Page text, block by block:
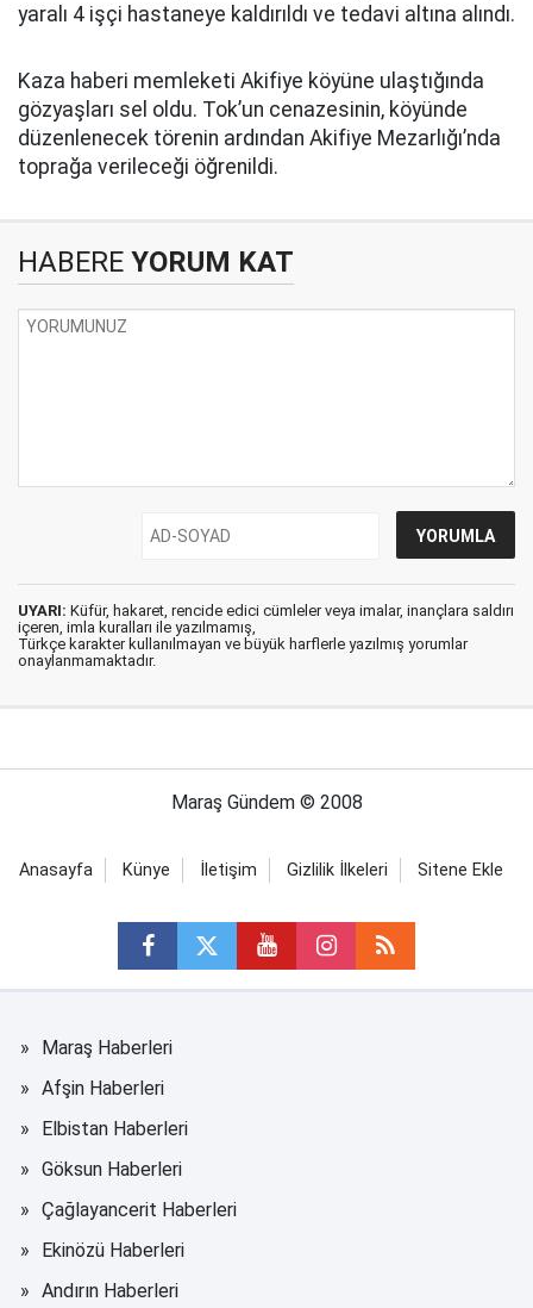
yaralı 4 işçi hastaneye kaldırıldı ve tedavi altına alındı.
Kaza haberi memleketi Akifiye köyüne ulaştığında
gözyaşları sel oldu. Tok’un cenazesinin, köyünde
düzenlenecek törenin ardından Akifiye Mezarlığı’nda
toprağa verileceği öğrenildi.
HABERE YORUM KAT
UYARI: Küfür, hakaret, rencide edici cümleler veya imalar, inançlara saldırı
içeren, imla kuralları ile yazılmamış,
Türkçe karakter kullanılmayan ve büyük harflerle yazılmış yorumlar
onaylanmamaktadır.
Maraş Gündem © 2008
Anasayfa Künye İletişim Gizlilik İlkeleri Sitene Ekle
Maraş Haberleri
Afşin Haberleri
Elbistan Haberleri
Göksun Haberleri
Çağlayancerit Haberleri
Ekinözü Haberleri
Andırın Haberleri